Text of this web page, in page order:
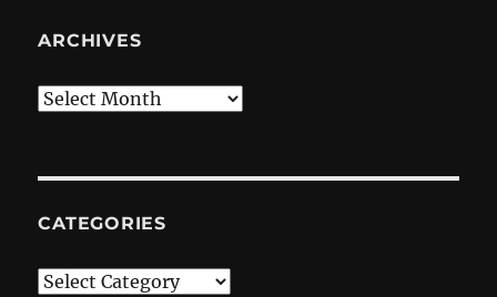
ARCHIVES
Archives
CATEGORIES
Categories